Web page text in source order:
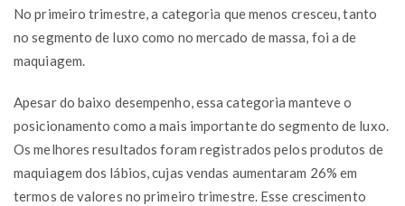
No primeiro trimestre, a categoria que menos cresceu, tanto
no segmento de luxo como no mercado de massa, foi a de
maquiagem.
Apesar do baixo desempenho, essa categoria manteve o
posicionamento como a mais importante do segmento de luxo.
Os melhores resultados foram registrados pelos produtos de
maquiagem dos lábios, cujas vendas aumentaram 26% em
termos de valores no primeiro trimestre. Esse crescimento